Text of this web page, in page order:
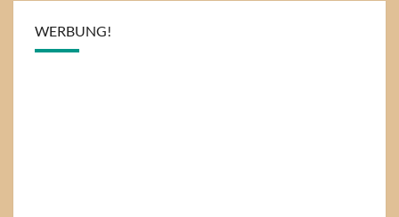
WERBUNG!